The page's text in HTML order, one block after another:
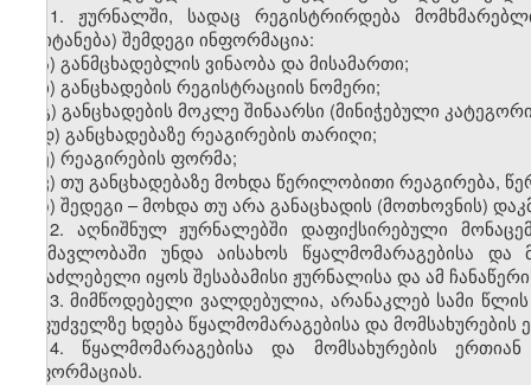
11. ჟურნალში, სადაც რეგისტრირდება
(შეიტანება) შემდეგი ინფორმაცია:
ა) განმცხადებლის ვინაობა და მისამართი;
ბ) განცხადების რეგისტრაციის ნომერი;
გ) განცხადების მოკლე შინაარსი (მინიჭებული
დ) განცხადებაზე რეაგირების თარიღი;
ე) რეაგირების ფორმა;
ვ) თუ განცხადებაზე მოხდა წერილობითი რეაგირება,
ზ) შედეგი – მოხდა თუ არა განაცხადის (მოთხოვნის)
12. აღნიშნულ ჟურნალებში დაფიქსირებული
განმავლობაში უნდა აისახოს წყალმომარაგებისა
შესაძლებელი იყოს შესაბამისი ჟურნალისა და ამ
13. მიმწოდებელი ვალდებულია, არანაკლებ სამი
საფუძველზე ხდება წყალმომარაგებისა და მომსახურების
14. წყალმომარაგებისა და მომსახურების
ინფორმაციას.